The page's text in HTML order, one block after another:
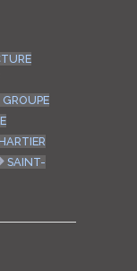
GROUPE
SAINT-